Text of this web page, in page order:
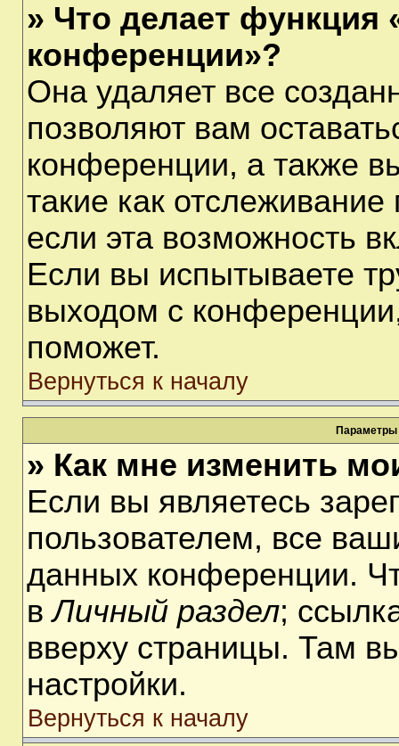
» Что делает функция
конференции»?
Она удаляет все
позволяют вам
конференции, а также
такие как
если эта возможность
Если вы испытываете
выходом с
поможет.
Вернуться к началу
Параметры
» Как мне изменить
Если вы являетесь
пользователем, все
данных конференции.
вЛичный раздел;
вверху страницы. Там
настройки.
Вернуться к началу